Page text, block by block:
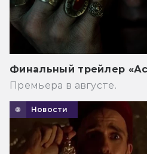
Финальный трейлер
Премьера в августе.
Новости